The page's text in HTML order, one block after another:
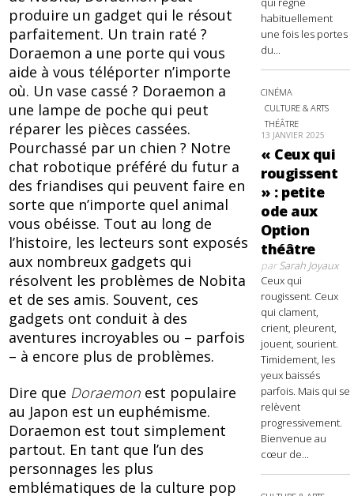
produire un gadget qui le résout
parfaitement. Un train raté ?
Doraemon a une porte qui vous
aide à vous téléporter n’importe
où. Un vase cassé ? Doraemon a
une lampe de poche qui peut
réparer les pièces cassées.
Pourchassé par un chien ? Notre
chat robotique préféré du futur a
des friandises qui peuvent faire en
sorte que n’importe quel animal
vous obéisse. Tout au long de
l’histoire, les lecteurs sont exposés
aux nombreux gadgets qui
résolvent les problèmes de Nobita
et de ses amis. Souvent, ces
gadgets ont conduit à des
aventures incroyables ou – parfois
– à encore plus de problèmes.
Dire que Doraemon est populaire
au Japon est un euphémisme.
Doraemon est tout simplement
partout. En tant que l’un des
personnages les plus
emblématiques de la culture pop
habituellement
une fois les portes
du...
CINÉMA
CULTURE & ARTS
THÉÂTRE
13 JANVIER 2025
« Ceux qui
rougissent
» : petite
ode aux
Option
théâtre
parSarah Joyaux
Ceux qui
rougissent. Ceux
qui clament,
crient, pleurent,
jouent, sourient.
Timidement, les
yeux baissés
parfois. Mais qui se
relèvent
progressivement.
Bienvenue au
cœur de...